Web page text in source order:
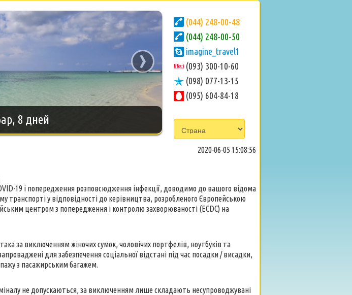
8 дней
›
(044) 248-00-48
(044) 248-00-50
imagine_travel1
(093) 300-10-60
(098) 077-13-15
(095) 604-84-18
2020-06-05 15:08:56
19 і попередження розповсюдження інфекції, доводимо до вашого відома
транспорті у відповідності до керівництва, розробленого Європейською
центром з попередження і контролю захворюваності (ECDC) на
за виключенням жіночих сумок, чоловічих портфелів, ноутбуків та
для забезпечення соціальної відстані під час посадки / висадки,
з пасажирським багажем.
не допускаються, за виключенням лише складають несупроводжувані